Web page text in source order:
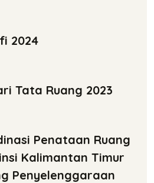
2024
Tata Ruang 2023
Penataan Ruang
Kalimantan Timur
Penyelenggaraan